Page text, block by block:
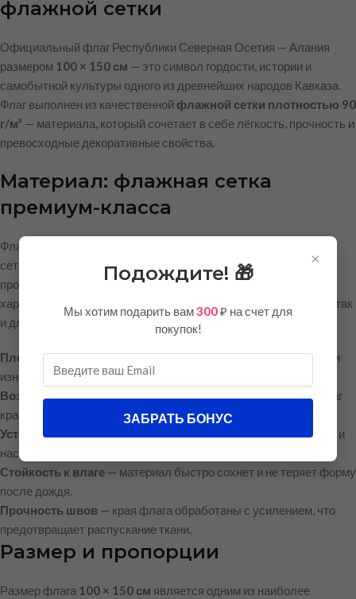
флажной сетки
Официальный флаг Республики Северная Осетия — Алания
размером 100 × 150 см — это символ гордости, истории и
самобытной культуры одного из древнейших народов Кавказа.
Флаг выполнен из качественной флажной сетки плотностью 90
г/м² — материала, который сочетает в себе лёгкость, прочность и
превосходные декоративные свойства.
Материал: флажная сетка
премиум-класса
Флажная сетка — это специализированная ткань с открытой
сетчатой структурой, разработанная специально для
производства флагов. Благодаря своим уникальным
характеристикам она широко используется как для уличного, так
и для интерьерного применения.
Плотность 90 г/м²— оптимальный баланс между лёгкостью и
износостойкостью.
Воздухопроницаемость— ткань не создаёт парусности, флаг
красиво развевается даже при слабом ветре.
Устойчивость к выгоранию
— цвета флага остаются яркими и
насыщенными длительное время.
Стойкость к влаге — материал быстро сохнет и не теряет форму
после дождя.
Прочность швов — края флага обработаны с усилением, что
предотвращает распускание ткани.
Размер и пропорции
Размер флага 100 × 150 см является одним из наиболее
×
Подождите! 🎁
Мы хотим подарить вам300₽ на счет для
покупок!
ЗАБРАТЬ БОНУС